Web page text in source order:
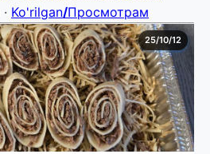
· Ko'rilgan/Просмотрам
25/10/12